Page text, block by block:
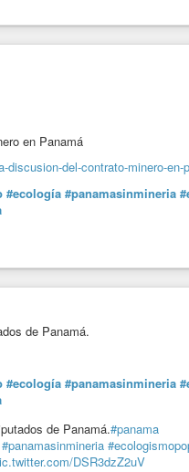
en Panamá
discusion-del-contrato-minero-en-
#ecología #panamasinmineria
de Panamá.
#ecología #panamasinmineria
de Panamá.#panama
#panamasinmineria
DSR3dzZ2uV